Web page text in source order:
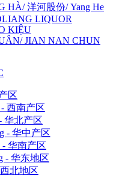
HÀ/ 洋河股份/ Yang He
LIQUOR
KIỆU
JIAN NAN CHUN
区
西南产区
华北产区
- 华中产区
- 华南产区
- 华东地区
北地区